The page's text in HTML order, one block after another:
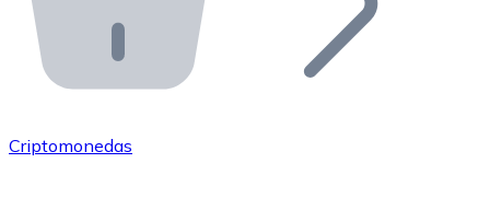
Bitnovo API
Integra nuestra API en tu ecosistema.
Únete a nuestra red de distribuidores.
Criptomonedas